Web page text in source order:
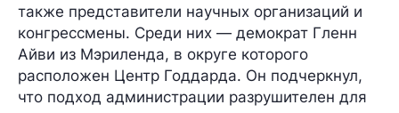
также представители научных организаций и
конгрессмены. Среди них — демократ Гленн
Айви из Мэриленда, в округе которого
расположен Центр Годдарда. Он подчеркнул,
что подход администрации разрушителен для